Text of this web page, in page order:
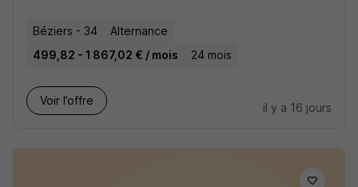
Béziers - 34
Alternance
499,82 - 1 867,02 € / mois
24 mois
Voir l’offre
il y a 16 jours